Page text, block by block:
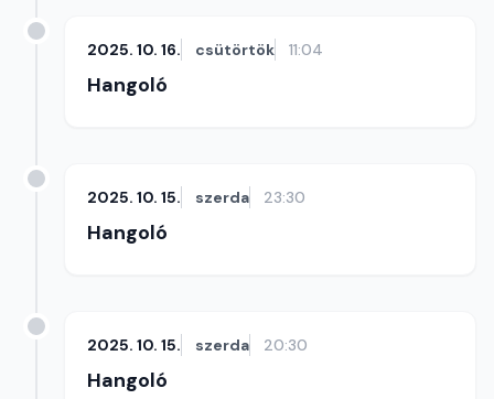
2025. 10. 16. csütörtök 11:04
Hangoló
2025. 10. 15. szerda 23:30
Hangoló
2025. 10. 15. szerda 20:30
Hangoló